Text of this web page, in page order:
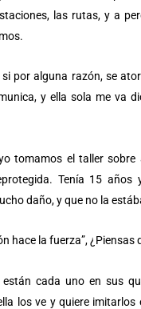
las rutas, y a
por alguna razón, se
y ella sola me va
tomamos el taller
Tenía 15
daño, y que no la
hace la fuerza”,
cada uno en sus
los ve y quiere